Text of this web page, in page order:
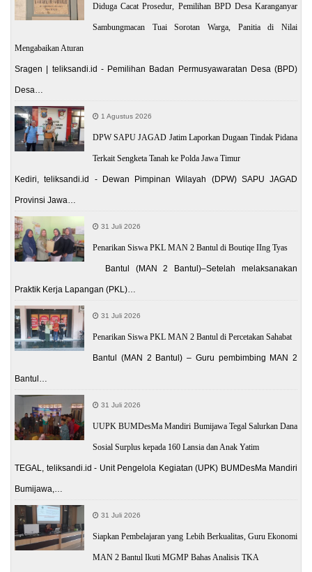
Diduga Cacat Prosedur, Pemilihan BPD Desa Karanganyar
Sambungmacan Tuai Sorotan Warga, Panitia di Nilai
Mengabaikan Aturan
Sragen | teliksandi.id - Pemilihan Badan Permusyawaratan Desa (BPD)
Desa…
1 Agustus 2026
DPW SAPU JAGAD Jatim Laporkan Dugaan Tindak Pidana
Terkait Sengketa Tanah ke Polda Jawa Timur
Kediri, teliksandi.id - Dewan Pimpinan Wilayah (DPW) SAPU JAGAD
Provinsi Jawa…
31 Juli 2026
Penarikan Siswa PKL MAN 2 Bantul di Boutiqe IIng Tyas
Bantul (MAN 2 Bantul)–Setelah melaksanakan
Praktik Kerja Lapangan (PKL)…
31 Juli 2026
Penarikan Siswa PKL MAN 2 Bantul di Percetakan Sahabat
Bantul (MAN 2 Bantul) – Guru pembimbing MAN 2
Bantul…
31 Juli 2026
UUPK BUMDesMa Mandiri Bumijawa Tegal Salurkan Dana
Sosial Surplus kepada 160 Lansia dan Anak Yatim
TEGAL, teliksandi.id - Unit Pengelola Kegiatan (UPK) BUMDesMa Mandiri
Bumijawa,…
31 Juli 2026
Siapkan Pembelajaran yang Lebih Berkualitas, Guru Ekonomi
MAN 2 Bantul Ikuti MGMP Bahas Analisis TKA